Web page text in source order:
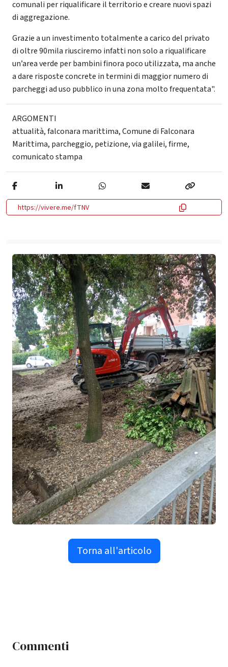
comunali per riqualificare il territorio e creare nuovi spazi
di aggregazione.
Grazie a un investimento totalmente a carico del privato
di oltre 90mila riusciremo infatti non solo a riqualificare
un’area verde per bambini finora poco utilizzata, ma anche
a dare risposte concrete in termini di maggior numero di
parcheggi ad uso pubblico in una zona molto frequentata".
ARGOMENTI
attualità,falconara marittima,Comune di Falconara
Marittima, parcheggio, petizione,via galilei,firme,
comunicato stampa
https://vivere.me/fTNV
Torna all'articolo
Commenti